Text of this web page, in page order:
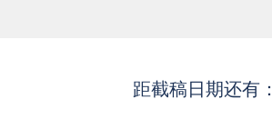
距截稿日期还有：